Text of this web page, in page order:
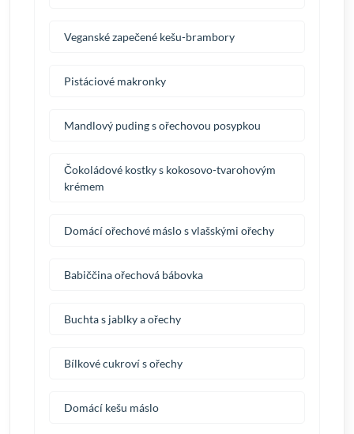
Veganské zapečené kešu-brambory
Pistáciové makronky
Mandlový puding s ořechovou posypkou
Čokoládové kostky s kokosovo-tvarohovým
krémem
Domácí ořechové máslo s vlašskými ořechy
Babiččina ořechová bábovka
Buchta s jablky a ořechy
Bílkové cukroví s ořechy
Domácí kešu máslo